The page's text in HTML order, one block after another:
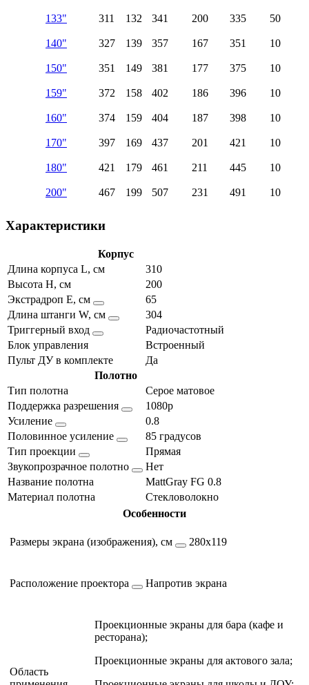
133" 311 132 341 200 335 50
140" 327 139 357 167 351 10
150" 351 149 381 177 375 10
159" 372 158 402 186 396 10
160" 374 159 404 187 398 10
170" 397 169 437 201 421 10
180" 421 179 461 211 445 10
200" 467 199 507 231 491 10
Характеристики
Корпус
Длина корпуса L, см
310
Высота H, см
200
Экстрадроп E, см
65
Длина штанги W, см
304
Триггерный вход
Радиочастотный
Блок управления
Встроенный
Пульт ДУ в комплекте
Да
Полотно
Тип полотна
Серое матовое
Поддержка разрешения
1080p
Усиление
0.8
Половинное усиление
85 градусов
Тип проекции
Прямая
Звукопрозрачное полотно
Нет
Название полотна
MattGray FG 0.8
Материал полотна
Стекловолокно
Особенности
Размеры экрана (изображения), см 280х119
Расположение проектора Напротив экрана
Область
Проекционные экраны для бара (кафе и
ресторана);
Проекционные экраны для актового зала;